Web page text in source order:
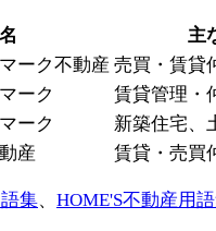
主
ーク不動産 売買・賃貸
ーク 賃貸管理・
ーク 新築住宅、
産 賃貸・売買
集、 HOME'S不動産用